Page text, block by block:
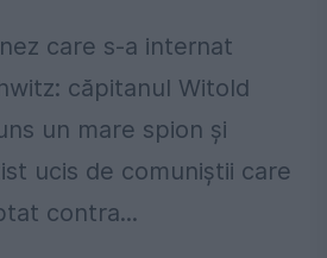
care s-a internat
căpitanul Witold
un mare spion și
ucis de comuniștii care
contra...